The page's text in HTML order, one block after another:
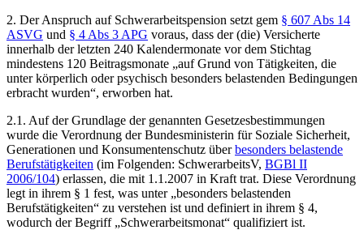
2. Der Anspruch auf Schwerarbeitspension setzt gem § 607 Abs 14
ASVG und § 4 Abs 3 APG voraus, dass der (die) Versicherte
innerhalb der letzten 240 Kalendermonate vor dem Stichtag
mindestens 120 Beitragsmonate „auf Grund von Tätigkeiten, die
unter körperlich oder psychisch besonders belastenden Bedingungen
erbracht wurden“, erworben hat.
2.1. Auf der Grundlage der genannten Gesetzesbestimmungen
wurde die Verordnung der Bundesministerin für Soziale Sicherheit,
Generationen und Konsumentenschutz überbesonders belastende
Berufstätigkeiten (im Folgenden: SchwerarbeitsV, BGBl II
2006/104) erlassen, die mit 1.1.2007 in Kraft trat. Diese Verordnung
legt in ihrem § 1 fest, was unter „besonders belastenden
Berufstätigkeiten“ zu verstehen ist und definiert in ihrem § 4,
wodurch der Begriff „Schwerarbeitsmonat“ qualifiziert ist.